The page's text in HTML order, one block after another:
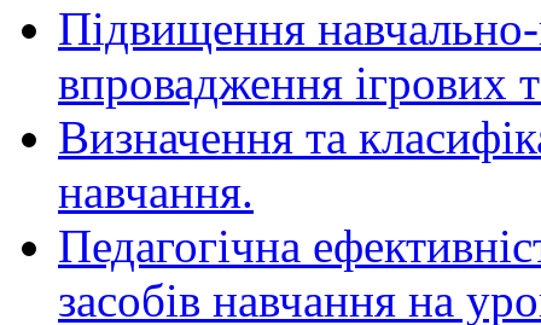
Підвищення
впровадження ігрових
Визначення та
навчання.
Педагогічна
засобів навчання на